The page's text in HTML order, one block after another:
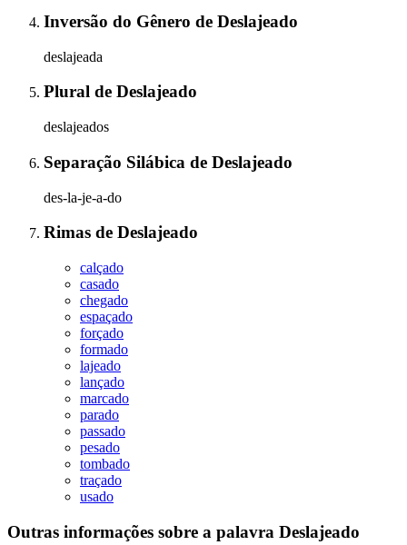
Inversão do Gênero de Deslajeado
deslajeada
Plural de Deslajeado
deslajeados
Separação Silábica de Deslajeado
des-la-je-a-do
Rimas de Deslajeado
calçado
casado
chegado
espaçado
forçado
formado
lajeado
lançado
marcado
parado
passado
pesado
tombado
traçado
usado
Outras informações sobre a palavra Deslajeado